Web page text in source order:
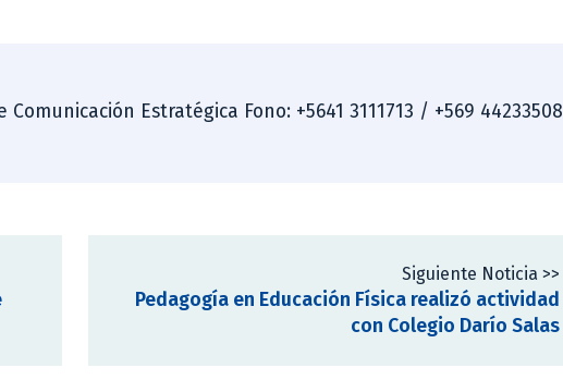
Estratégica Fono: +5641 3111713 / +569 44233508
Siguiente Noticia >>
Pedagogía en Educación Física realizó actividad
con Colegio Darío Salas